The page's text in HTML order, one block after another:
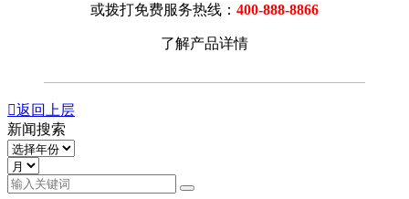
或拨打免费服务热线： 400-888-8866
了解产品详情
返回上层
新闻搜索